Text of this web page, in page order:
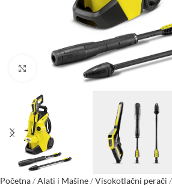
Click to enlarge
Početna/Alati i Mašine/Visokotlačni perači /